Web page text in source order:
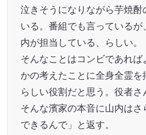
泣きそうになりながら芋焼酎
いる。番組でも言っている
内が担当している、らしい。
そんなことはコンビであれ
かの考えたことに全身全霊
らしい役割だと思う。役者さ
そんな濱家の本音に山内は
できるんで」と返す。